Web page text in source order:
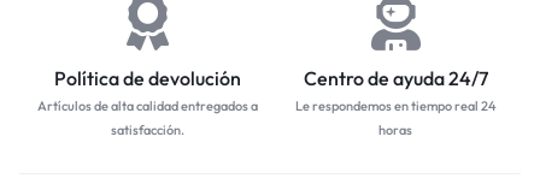
Política de devolución
Artículos de alta calidad entregados a
satisfacción.
Centro de ayuda 24/7
Le respondemos en tiempo real 24
horas